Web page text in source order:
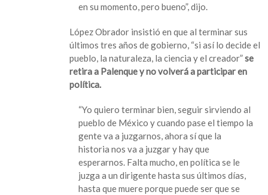
en su momento, pero bueno”, dijo.
López Obrador insistió en que al terminar sus
últimos tres años de gobierno, “si así lo decide el
pueblo, la naturaleza, la ciencia y el creador”se
retira a Palenque y no volverá a participar en
política.
“Yo quiero terminar bien, seguir sirviendo al
pueblo de México y cuando pase el tiempo la
gente va a juzgarnos, ahora sí que la
historia nos va a juzgar y hay que
esperarnos. Falta mucho, en política se le
juzga a un dirigente hasta sus últimos días,
hasta que muere porque puede ser que se